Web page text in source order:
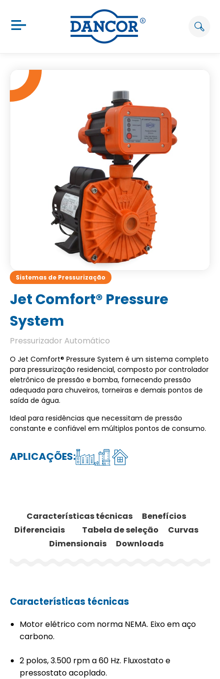
Sistemas de Pressurização
Jet Comfort® Pressure
System
Pressurizador Automático
O Jet Comfort® Pressure System é um sistema completo
para pressurização residencial, composto por controlador
eletrônico de pressão e bomba, fornecendo pressão
adequada para chuveiros, torneiras e demais pontos de
saída de água.
Ideal para residências que necessitam de pressão
constante e confiável em múltiplos pontos de consumo.
APLICAÇÕES:
Características técnicas
Benefícios
Diferenciais
Tabela de seleção
Curvas
Dimensionais
Downloads
Características técnicas
Motor elétrico com norma NEMA. Eixo em aço
carbono.
2 polos, 3.500 rpm a 60 Hz. Fluxostato e
pressostato acoplado.